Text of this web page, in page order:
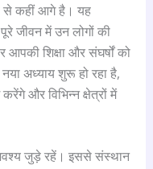
से कहीं आगे है। यह
जीवन में उन लोगों की
शिक्षा और संघर्षों को
अध्याय शुरू हो रहा है,
और विभिन्न क्षेत्रों में
जुड़े रहें। इससे संस्थान